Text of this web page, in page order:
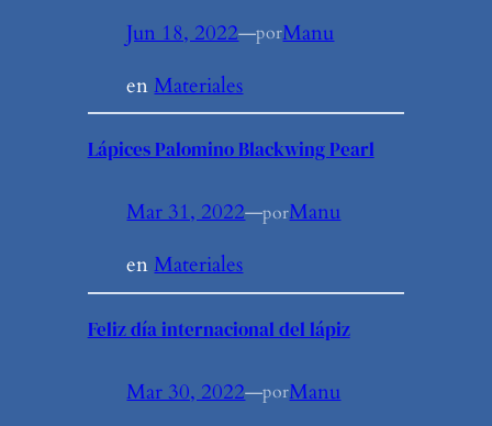
Jun 18, 2022—porManu
enMateriales
Lápices Palomino Blackwing Pearl
Mar 31, 2022—porManu
enMateriales
Feliz día internacional del lápiz
Mar 30, 2022—porManu